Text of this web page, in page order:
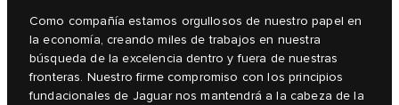
Como compañía estamos orgullosos de nuestro papel en
la economía, creando miles de trabajos en nuestra
búsqueda de la excelencia dentro y fuera de nuestras
fronteras. Nuestro firme compromiso con los principios
fundacionales de Jaguar nos mantendrá a la cabeza de la